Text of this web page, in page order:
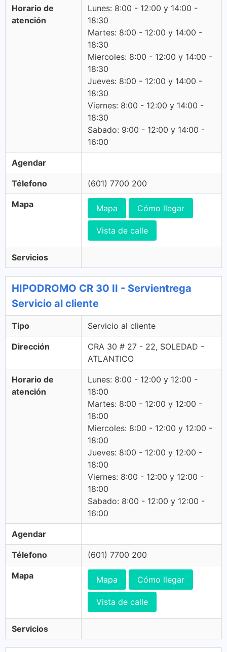
Horario de
atención
Lunes: 8:00 - 12:00 y 14:00 -
18:30
Martes: 8:00 - 12:00 y 14:00 -
18:30
Miercoles: 8:00 - 12:00 y 14:00 -
18:30
Jueves: 8:00 - 12:00 y 14:00 -
18:30
Viernes: 8:00 - 12:00 y 14:00 -
18:30
Sabado: 9:00 - 12:00 y 14:00 -
16:00
Agendar
Télefono (601) 7700 200
Mapa Mapa Cómo llegar
Vista de calle
Servicios
HIPODROMO CR 30 II - Servientrega
Servicio al cliente
Tipo Servicio al cliente
Dirección
CRA 30 # 27 - 22, SOLEDAD -
ATLANTICO
Horario de
atención
Lunes: 8:00 - 12:00 y 12:00 -
18:00
Martes: 8:00 - 12:00 y 12:00 -
18:00
Miercoles: 8:00 - 12:00 y 12:00 -
18:00
Jueves: 8:00 - 12:00 y 12:00 -
18:00
Viernes: 8:00 - 12:00 y 12:00 -
18:00
Sabado: 8:00 - 12:00 y 12:00 -
16:00
Agendar
Télefono (601) 7700 200
Mapa Mapa Cómo llegar
Vista de calle
Servicios